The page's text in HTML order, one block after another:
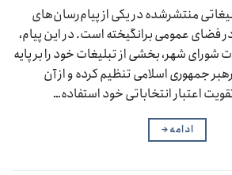
منتشرشده در یکی از پیام‌رسان‌های
فضای عمومی برانگیخته است. در این پیام،
شورای شهر، بخشی از تبلیغات خود را بر پایه
جمهوری اسلامی تنظیم کرده و از آن
اعتبار انتخاباتی خود استفاده…
ادامه→